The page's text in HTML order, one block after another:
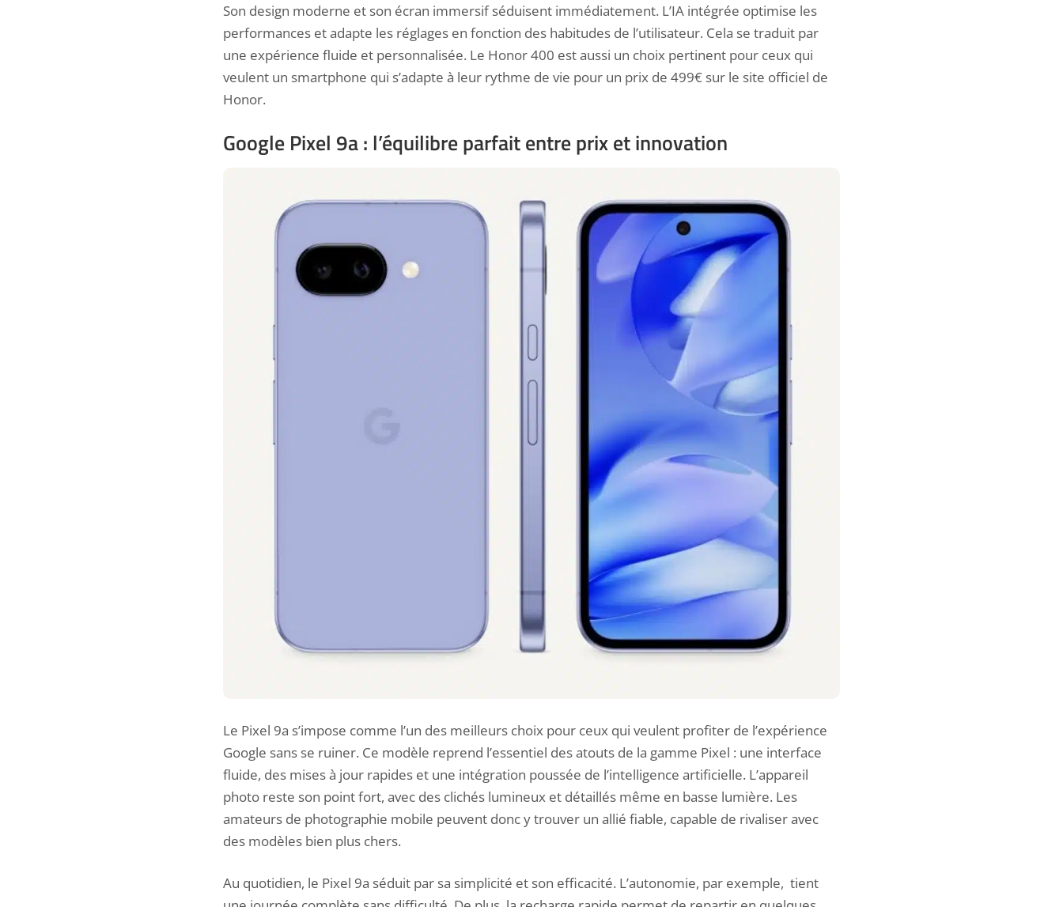
Son design moderne et son écran immersif séduisent immédiatement. L’IA intégrée optimise les
performances et adapte les réglages en fonction des habitudes de l’utilisateur. Cela se traduit par
une expérience fluide et personnalisée. Le Honor 400 est aussi un choix pertinent pour ceux qui
veulent un smartphone qui s’adapte à leur rythme de vie pour un prix de 499€ sur le site officiel de
Honor.
Google Pixel 9a : l’équilibre parfait entre prix et innovation
Le Pixel 9a s’impose comme l’un des meilleurs choix pour ceux qui veulent profiter de l’expérience
Google sans se ruiner. Ce modèle reprend l’essentiel des atouts de la gamme Pixel : une interface
fluide, des mises à jour rapides et une intégration poussée de l’intelligence artificielle. L’appareil
photo reste son point fort, avec des clichés lumineux et détaillés même en basse lumière. Les
amateurs de photographie mobile peuvent donc y trouver un allié fiable, capable de rivaliser avec
des modèles bien plus chers.
Au quotidien, le Pixel 9a séduit par sa simplicité et son efficacité. L’autonomie, par exemple, tient